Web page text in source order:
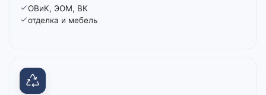
ОВиК, ЭОМ, ВК
отделка и мебель